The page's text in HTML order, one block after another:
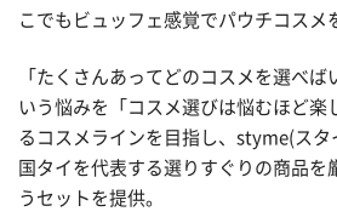
こでもビュッフェ感覚でパウチコスメ
「たくさんあってどのコスメを選べば
いう悩みを「コスメ選びは悩むほど楽
るコスメラインを目指し、styme(スタ
国タイを代表する選りすぐりの商品を
うセットを提供。